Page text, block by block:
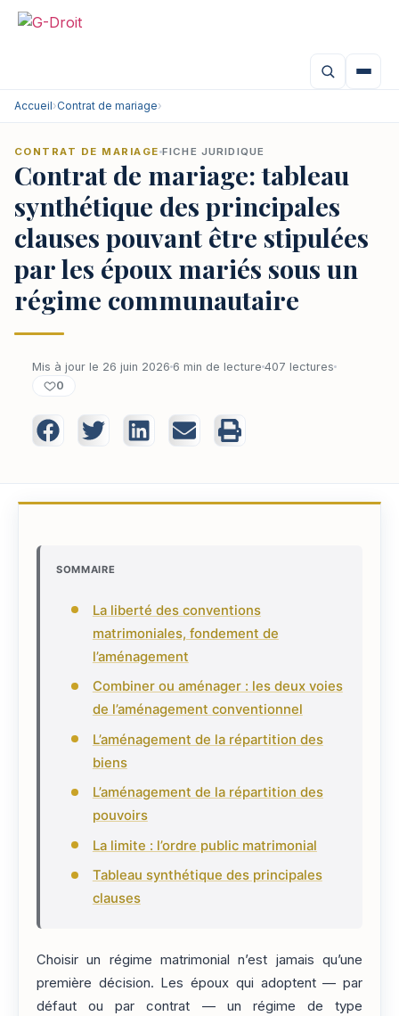
Accueil›Contrat de mariage›
CONTRAT DE MARIAGE FICHE JURIDIQUE
Contrat de mariage: tableau
synthétique des principales
clauses pouvant être stipulées
par les époux mariés sous un
régime communautaire
Mis à jour le 26 juin 2026 6 min de lecture 407 lectures
0
SOMMAIRE
La liberté des conventions
matrimoniales, fondement de
l’aménagement
Combiner ou aménager : les deux voies
de l’aménagement conventionnel
L’aménagement de la répartition des
biens
L’aménagement de la répartition des
pouvoirs
La limite : l’ordre public matrimonial
Tableau synthétique des principales
clauses
Choisir un régime matrimonial n’est jamais qu’une
première décision. Les époux qui adoptent — par
défaut ou par contrat — un régime de type